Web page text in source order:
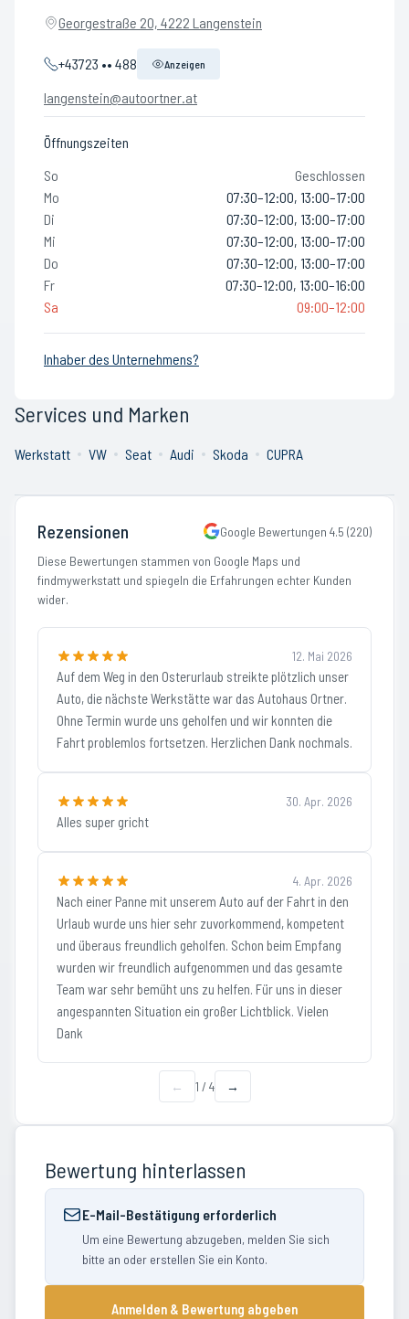
Georgestraße 20, 4222 Langenstein
+43723 •• 488 Anzeigen
langenstein@autoortner.at
Öffnungszeiten
So
Geschlossen
Mo
07:30–12:00, 13:00–17:00
Di
07:30–12:00, 13:00–17:00
Mi
07:30–12:00, 13:00–17:00
Do
07:30–12:00, 13:00–17:00
Fr
07:30–12:00, 13:00–16:00
Sa
09:00–12:00
Inhaber des Unternehmens?
Services und Marken
Werkstatt VW Seat Audi Skoda CUPRA
Rezensionen Google Bewertungen 4.5 (220)
Diese Bewertungen stammen von Google Maps und
findmywerkstatt und spiegeln die Erfahrungen echter Kunden
wider.
12. Mai 2026
Auf dem Weg in den Osterurlaub streikte plötzlich unser
Auto, die nächste Werkstätte war das Autohaus Ortner.
Ohne Termin wurde uns geholfen und wir konnten die
Fahrt problemlos fortsetzen. Herzlichen Dank nochmals.
30. Apr. 2026
Alles super gricht
4. Apr. 2026
Nach einer Panne mit unserem Auto auf der Fahrt in den
Urlaub wurde uns hier sehr zuvorkommend, kompetent
und überaus freundlich geholfen. Schon beim Empfang
wurden wir freundlich aufgenommen und das gesamte
Team war sehr bemüht uns zu helfen. Für uns in dieser
angespannten Situation ein großer Lichtblick. Vielen
Dank
← 1 / 4 →
Bewertung hinterlassen
E-Mail-Bestätigung erforderlich
Um eine Bewertung abzugeben, melden Sie sich
bitte an oder erstellen Sie ein Konto.
Anmelden & Bewertung abgeben